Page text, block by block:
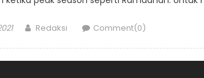
Author
Redaksi Comment(0)